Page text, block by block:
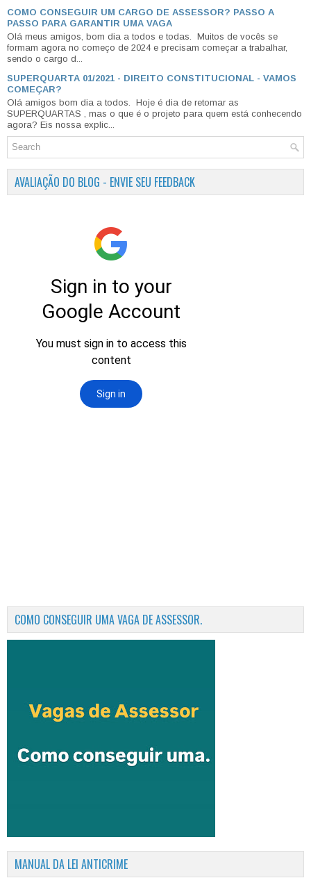
COMO CONSEGUIR UM CARGO DE ASSESSOR? PASSO A
PASSO PARA GARANTIR UMA VAGA
Olá meus amigos, bom dia a todos e todas. Muitos de vocês se
formam agora no começo de 2024 e precisam começar a trabalhar,
sendo o cargo d...
SUPERQUARTA 01/2021 - DIREITO CONSTITUCIONAL - VAMOS
COMEÇAR?
Olá amigos bom dia a todos. Hoje é dia de retomar as
SUPERQUARTAS , mas o que é o projeto para quem está conhecendo
agora? Eis nossa explic...
AVALIAÇÃO DO BLOG - ENVIE SEU FEEDBACK
COMO CONSEGUIR UMA VAGA DE ASSESSOR.
MANUAL DA LEI ANTICRIME